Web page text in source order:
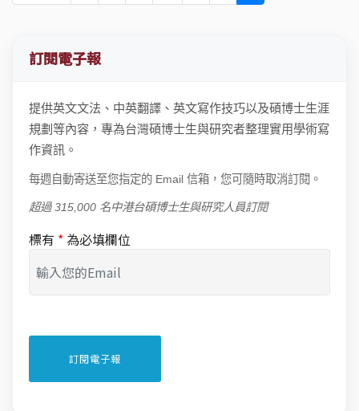
訂閱電子報
提供英文文法、中英翻譯、英文寫作技巧以及碩博士生涯
規劃等內容，專為台灣碩博士生與研究者整理實用學術寫
作資訊。
每週自動寄送至您指定的 Email 信箱，您可隨時取消訂閱。
超過 315,000 名中港台碩博士生與研究人員訂閱
標有 * 為必填欄位